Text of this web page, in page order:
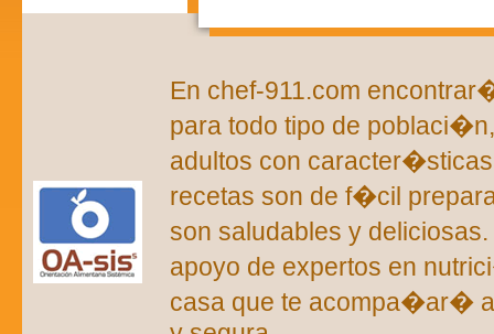
En chef-911.com
para todo tipo de
adultos con
recetas son de f�cil
son saludables y
apoyo de expertos en
casa que te acompa�ar�